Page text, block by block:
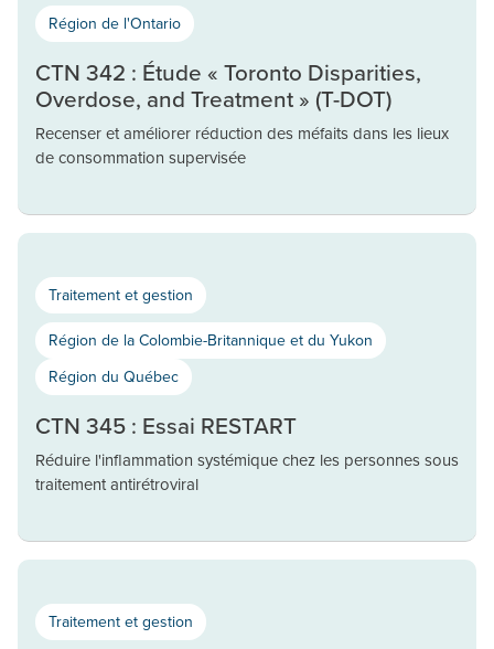
Région de l'Ontario
CTN 342 : Étude « Toronto Disparities,
Overdose, and Treatment » (T-DOT)
Recenser et améliorer réduction des méfaits dans les lieux
de consommation supervisée
Traitement et gestion
Région de la Colombie-Britannique et du Yukon
Région du Québec
CTN 345 : Essai RESTART
Réduire l'inflammation systémique chez les personnes sous
traitement antirétroviral
Traitement et gestion